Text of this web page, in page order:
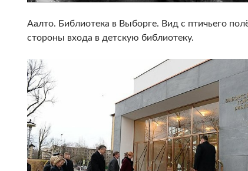
Аалто. Библиотека в Выборге. Вид с птичьего
стороны входа в детскую библиотеку.